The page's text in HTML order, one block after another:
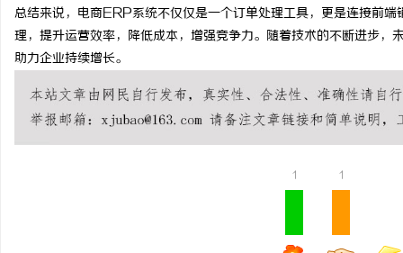
总结来说，电商ERP系统不仅仅是一个订单处理工具，更是连接前
理，提升运营效率，降低成本，增强竞争力。随着技术的不断进步
助力企业持续增长。
1 1